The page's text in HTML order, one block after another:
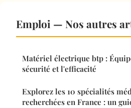
Emploi — Nos autres
Matériel électrique btp :
sécurité et l'efficacité
Explorez les 10 spécialités
recherchées en France : un